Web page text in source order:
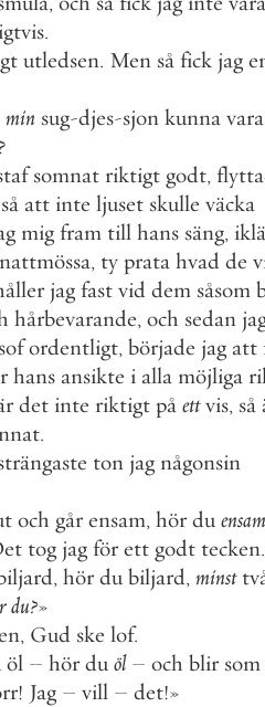
.
utledsen. Men så fick jag
min sug-djes-sjon kunna vara
?
somnat riktigt godt,
så att inte ljuset skulle väcka
mig fram till hans säng,
nattmössa, ty prata hvad de
jag fast vid dem såsom
hårbevarande, och sedan
sof ordentligt, började jag att
hans ansikte i alla möjliga
det inte riktigt på ett vis, så
.
ton jag någonsin
och går ensam, hör du ensam
tog jag för ett godt tecken.
, hör du biljard, minst
du?»
, Gud ske lof.
öl – hör du öl – och blir som
! Jag – vill – det!»